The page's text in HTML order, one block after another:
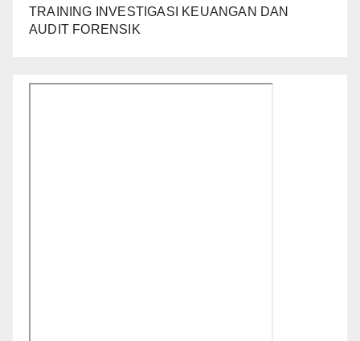
TRAINING INVESTIGASI KEUANGAN DAN
AUDIT FORENSIK